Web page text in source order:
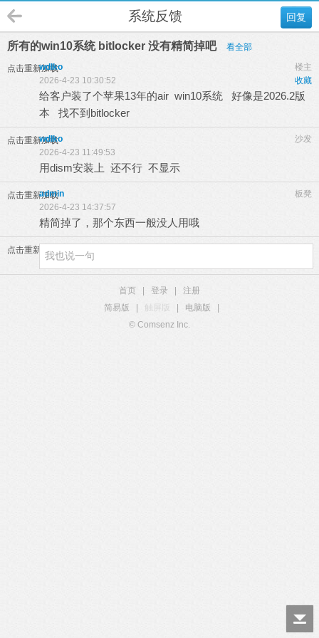
回复
系统反馈
所有的win10系统 bitlocker 没有精简掉吧 看全部
点击重新加载 楼主
wdlko
收藏
2026-4-23 10:30:52
给客户装了个苹果13年的air win10系统 好像是2026.2版
本 找不到bitlocker
点击重新加载 沙发
wdlko
2026-4-23 11:49:53
用dism安装上 还不行 不显示
点击重新加载 板凳
admin
2026-4-23 14:37:57
精简掉了，那个东西一般没人用哦
点击重新加载
首页 登录
注册
简易版
触屏版 电脑版
© Comsenz Inc.